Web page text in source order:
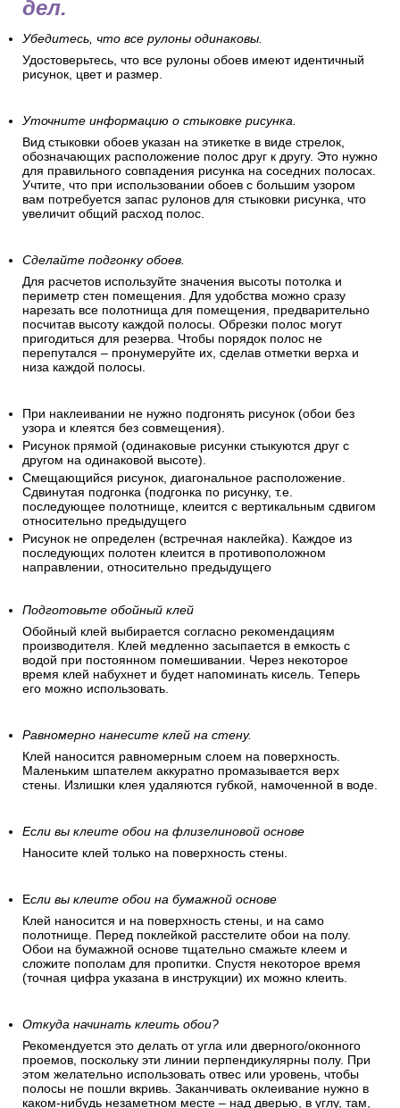
дел.
Убедитесь, что все рулоны одинаковы.
Удостоверьтесь, что все рулоны обоев имеют идентичный
рисунок, цвет и размер.
Уточните информацию о стыковке рисунка.
Вид стыковки обоев указан на этикетке в виде стрелок,
обозначающих расположение полос друг к другу. Это нужно
для правильного совпадения рисунка на соседних полосах.
Учтите, что при использовании обоев с большим узором
вам потребуется запас рулонов для стыковки рисунка, что
увеличит общий расход полос.
Сделайте подгонку обоев.
Для расчетов используйте значения высоты потолка и
периметр стен помещения. Для удобства можно сразу
нарезать все полотнища для помещения, предварительно
посчитав высоту каждой полосы. Обрезки полос могут
пригодиться для резерва. Чтобы порядок полос не
перепутался – пронумеруйте их, сделав отметки верха и
низа каждой полосы.
При наклеивании не нужно подгонять рисунок (обои без
узора и клеятся без совмещения).
Рисунок прямой (одинаковые рисунки стыкуются друг с
другом на одинаковой высоте).
Смещающийся рисунок, диагональное расположение.
Сдвинутая подгонка (подгонка по рисунку, т.е.
последующее полотнище, клеится с вертикальным сдвигом
относительно предыдущего
Рисунок не определен (встречная наклейка). Каждое из
последующих полотен клеится в противоположном
направлении, относительно предыдущего
Подготовьте обойный клей
Обойный клей выбирается согласно рекомендациям
производителя. Клей медленно засыпается в емкость с
водой при постоянном помешивании. Через некоторое
время клей набухнет и будет напоминать кисель. Теперь
его можно использовать.
Равномерно нанесите клей на стену.
Клей наносится равномерным слоем на поверхность.
Маленьким шпателем аккуратно промазывается верх
стены. Излишки клея удаляются губкой, намоченной в воде.
Если вы клеите обои на флизелиновой основе
Наносите клей только на поверхность стены.
Если вы клеите обои на бумажной основе
Клей наносится и на поверхность стены, и на само
полотнище. Перед поклейкой расстелите обои на полу.
Обои на бумажной основе тщательно смажьте клеем и
сложите пополам для пропитки. Спустя некоторое время
(точная цифра указана в инструкции) их можно клеить.
Откуда начинать клеить обои?
Рекомендуется это делать от угла или дверного/оконного
проемов, поскольку эти линии перпендикулярны полу. При
этом желательно использовать отвес или уровень, чтобы
полосы не пошли вкривь. Заканчивать оклеивание нужно в
каком-нибудь незаметном месте – над дверью, в углу, там,